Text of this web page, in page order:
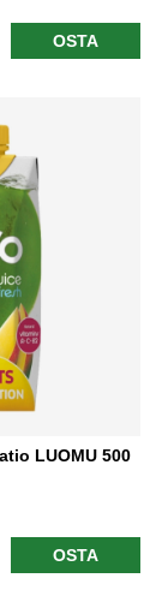
OSTA
LUOMU 500
OSTA